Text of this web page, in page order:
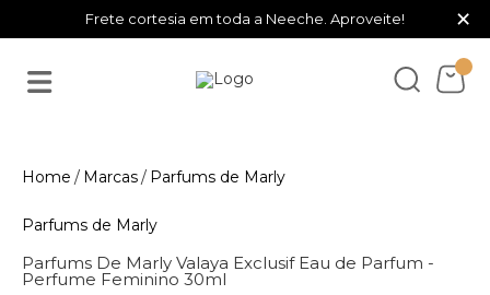
Frete cortesia em toda a Neeche. Aproveite! ×
Marcas Parfums de Marly
Parfums de Marly
Parfums De Marly Valaya Exclusif Eau de Parfum -
Perfume Feminino 30ml